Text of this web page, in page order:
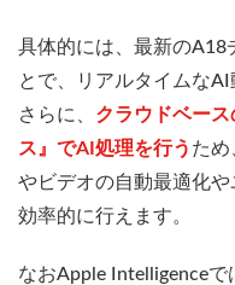
具体的には、最新のA18
とで、リアルタイムなAI
さらに、 クラウドベー
ス』でAI処理を行う ため
やビデオの自動最適化
効率的に行えます。
なおApple Intelligence